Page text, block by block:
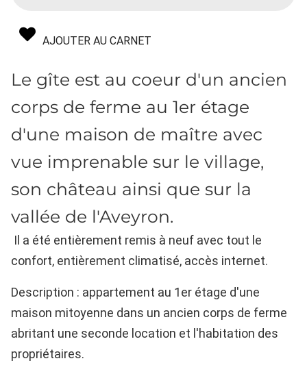
AJOUTER AU CARNET
Le gîte est au coeur d'un ancien
corps de ferme au 1er étage
d'une maison de maître avec
vue imprenable sur le village,
son château ainsi que sur la
vallée de l'Aveyron.
Il a été entièrement remis à neuf avec tout le
confort, entièrement climatisé, accès internet.
Description : appartement au 1er étage d'une
maison mitoyenne dans un ancien corps de ferme
abritant une seconde location et l'habitation des
propriétaires.